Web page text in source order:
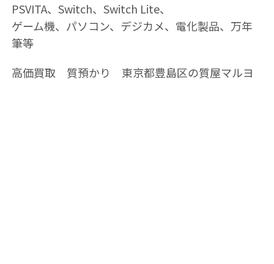
PSVITA、Switch、Switch Lite、
ゲーム機、パソコン、デジカメ、電化製品、万年
筆等
高価買取 質預かり 東京都豊島区の質屋マルヨ